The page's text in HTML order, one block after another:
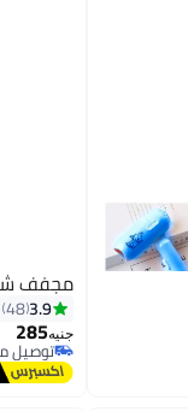
مجفف
3.9
48
جنيه285
توصيل
توصيل